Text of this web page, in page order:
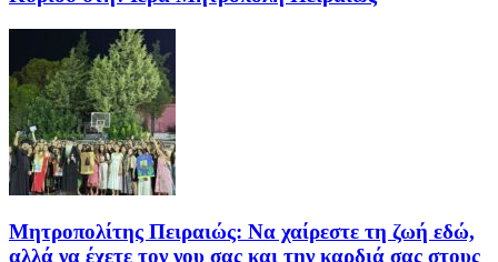
Μητροπολίτης Πειραιώς: Να χαίρεστε τη ζωή εδώ,
αλλά να έχετε τον νου σας και την καρδιά σας στους